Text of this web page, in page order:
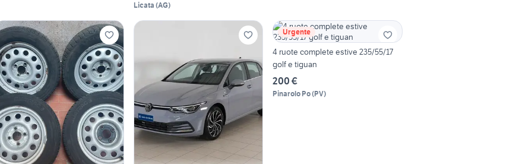
Licata (AG)
Urgente
4 ruote complete estive 235/55/17
golf e tiguan
200 €
Pinarolo Po(PV)